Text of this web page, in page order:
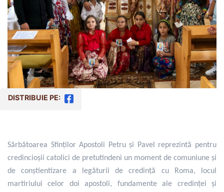
DISTRIBUIE PE:
Sărbătoarea Sfinților Apostoli Petru și Pavel reprezintă pentru
credincioșii catolici de pretutindeni un moment de comuniune și
de conștientizare a legăturii de credință cu Roma, locul
martiriului celor doi apostoli, fundamente ale credinței și